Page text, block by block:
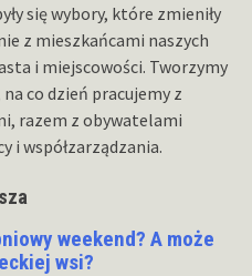
się wybory, które zmieniły
z mieszkańcami naszych
i miejscowości. Tworzymy
co dzień pracujemy z
razem z obywatelami
i współzarządzania.
weekend? A może
wsi?